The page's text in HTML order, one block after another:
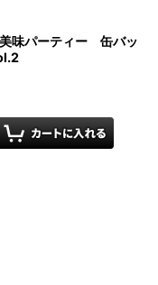
味パーティー 缶バッ